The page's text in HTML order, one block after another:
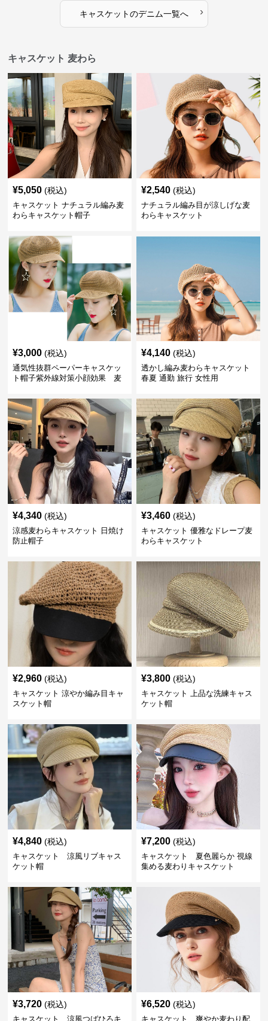
キャスケットのデニム一覧へ ›
キャスケット 麦わら
¥5,050 (税込)
キャスケット ナチュラル編み麦
わらキャスケット帽子
¥2,540 (税込)
ナチュラル編み目が涼しげな麦
わらキャスケット
¥3,000 (税込)
通気性抜群ペーパーキャスケッ
ト帽子紫外線対策小顔効果 麦
¥4,140 (税込)
透かし編み麦わらキャスケット
春夏 通勤 旅行 女性用
¥4,340 (税込)
涼感麦わらキャスケット 日焼け
防止帽子
¥3,460 (税込)
キャスケット 優雅なドレープ麦
わらキャスケット
¥2,960 (税込)
キャスケット 涼やか編み目キャ
スケット帽
¥3,800 (税込)
キャスケット 上品な洗練キャス
ケット帽
¥4,840 (税込)
キャスケット 涼風リブキャス
ケット帽
¥7,200 (税込)
キャスケット 夏色麗らか 視線
集める麦わりキャスケット
¥3,720 (税込)
キャスケット 涼風つばひろキ
¥6,520 (税込)
キャスケット 爽やか麦わり配